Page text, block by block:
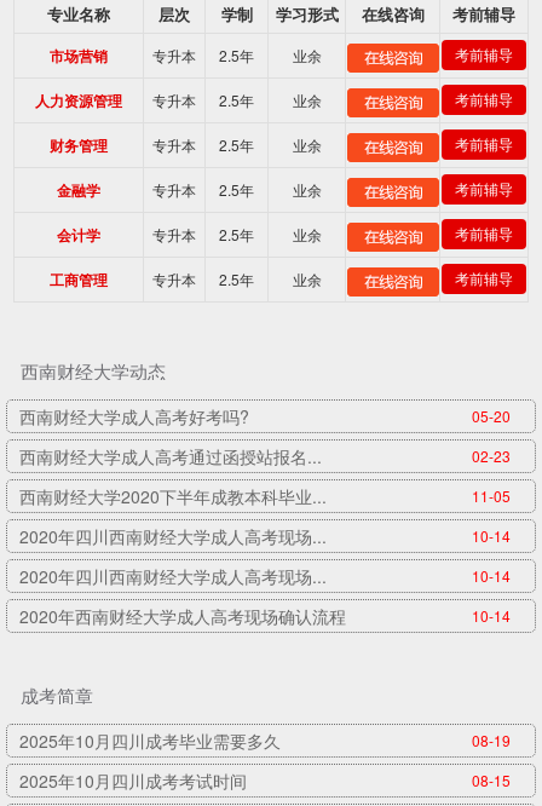
专业名称
层次 学制 学习形式 在线咨询 考前辅导
市场营销 专升本 2.5年 业余 考前辅导
人力资源管理 专升本 2.5年 业余 考前辅导
财务管理 专升本 2.5年 业余 考前辅导
金融学 专升本 2.5年 业余 考前辅导
会计学 专升本 2.5年 业余 考前辅导
工商管理 专升本 2.5年 业余 考前辅导
西南财经大学动态
西南财经大学成人高考好考吗? 05-20
西南财经大学成人高考通过函授站报名... 02-23
西南财经大学2020下半年成教本科毕业... 11-05
2020年四川西南财经大学成人高考现场... 10-14
2020年四川西南财经大学成人高考现场... 10-14
2020年西南财经大学成人高考现场确认流程 10-14
成考简章
2025年10月四川成考毕业需要多久 08-19
2025年10月四川成考考试时间 08-15